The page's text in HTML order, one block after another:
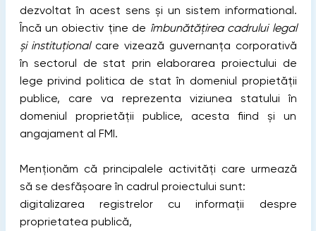
dezvoltat în acest sens și un sistem informational.
Încă un obiectiv ține de îmbunătățirea cadrului legal
și instituționalcare vizează guvernanța corporativă
în sectorul de stat prin elaborarea proiectului de
lege privind politica de stat în domeniul propietății
publice, care va reprezenta viziunea statului în
domeniul proprietății publice, acesta fiind și un
angajament al FMI.
Menționăm că principalele activități care urmează
să se desfășoare în cadrul proiectului sunt:
digitalizarea registrelor cu informații despre
proprietatea publică,